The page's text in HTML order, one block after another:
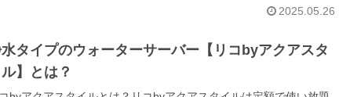
2025.05.26
タイプのウォーターサーバー【リコbyアクアスタ
】とは？